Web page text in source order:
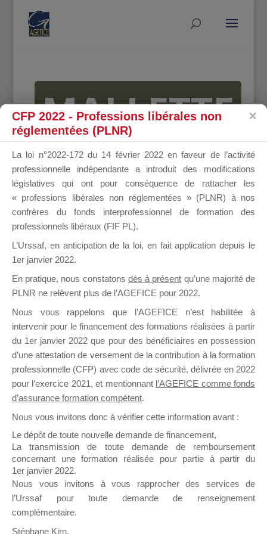
MALLETTE
DU
DIRIGEANT
il y a un mois
Ce groupe est destiné aux Organismes de
Formation qui souhaitent répondre à l’Appel à
Propositions Mallette du Dirigeant.
Ce groupe propose un forum dédié au support
sur lequel il est possible de laisser un message
ou poser une question.
NB : Il est nécessaire d’être
pouvoir rejoindre ce groupe
CFP 2022 - Professions libérales non
réglementées (PLNR)
La loi n°2022-172 du 14 février 2022 en faveur de l’activité
professionnelle indépendante a introduit des modifications
législatives qui ont pour conséquence de rattacher les
« professions libérales non réglementées » (PLNR) à nos
confrères du fonds interprofessionnel de formation des
professionnels libéraux (FIF PL).
L’Urssaf, en anticipation de la loi, en fait application depuis le
1er janvier 2022.
En pratique, nous constatons dès à présent qu’une majorité de
PLNR ne relèvent plus de l’AGEFICE pour 2022.
Nous vous rappelons que l’AGEFICE n’est habilitée à
intervenir pour le financement des formations réalisées à partir
du 1er janvier 2022 que pour des bénéficiaires en possession
d’une attestation de versement de la contribution à la formation
professionnelle (CFP) avec code de sécurité, délivrée en 2022
pour l’exercice 2021, et mentionnant l’AGEFICE comme fonds
d’assurance formation compétent.
Nous vous invitons donc à vérifier cette information avant :
Le dépôt de toute nouvelle demande de financement,
La transmission de toute demande de remboursement
concernant une formation réalisée pour partie à partir du
1er janvier 2022.
Nous vous invitons à vous rapprocher des services de
l’Urssaf pour toute demande de renseignement
complémentaire.
Stéphane Kirn,